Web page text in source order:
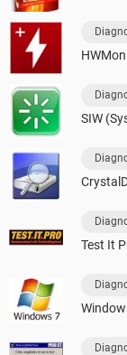
SIW
Test It